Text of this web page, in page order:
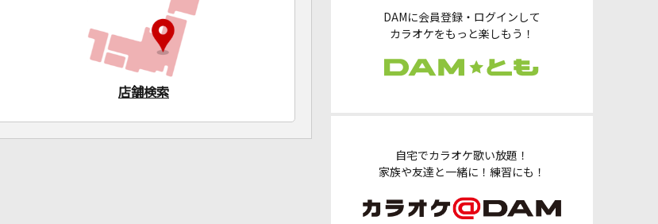
DAMに会員登録・ログインして
カラオケをもっと楽しもう！
自宅でカラオケ歌い放題！
家族や友達と一緒に！練習にも！
店舗検索